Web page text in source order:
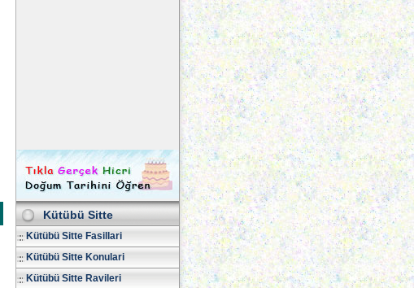
Kütübü Sitte
Kütübü Sitte Fasillari
Kütübü Sitte Konulari
Kütübü Sitte Ravileri